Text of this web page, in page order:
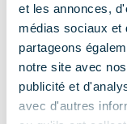
et les annonces,
médias sociaux et
partageons
notre site avec
publicité et
avec d'autres
EL
[…]
Lire la suite…